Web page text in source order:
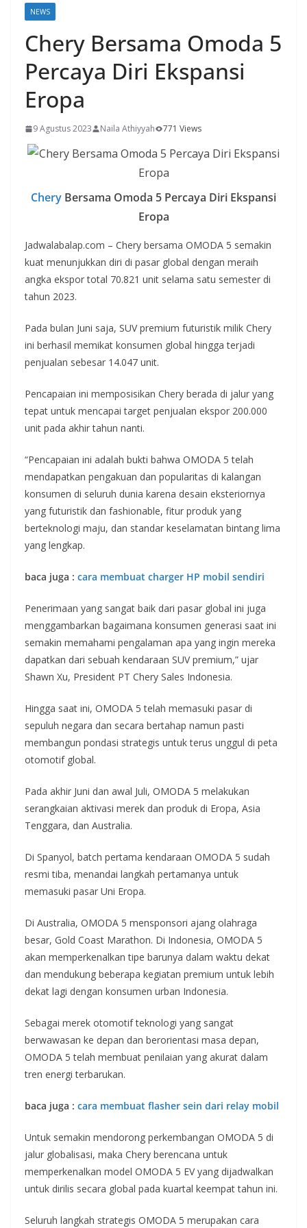
NEWS
Chery Bersama Omoda 5
Percaya Diri Ekspansi
Eropa
9 Agustus 2023 Naila Athiyyah 771 Views
Chery Bersama Omoda 5 Percaya Diri Ekspansi
Eropa
Jadwalabalap.com – Chery bersama OMODA 5 semakin
kuat menunjukkan diri di pasar global dengan meraih
angka ekspor total 70.821 unit selama satu semester di
tahun 2023.
Pada bulan Juni saja, SUV premium futuristik milik Chery
ini berhasil memikat konsumen global hingga terjadi
penjualan sebesar 14.047 unit.
Pencapaian ini memposisikan Chery berada di jalur yang
tepat untuk mencapai target penjualan ekspor 200.000
unit pada akhir tahun nanti.
“Pencapaian ini adalah bukti bahwa OMODA 5 telah
mendapatkan pengakuan dan popularitas di kalangan
konsumen di seluruh dunia karena desain eksteriornya
yang futuristik dan fashionable, fitur produk yang
berteknologi maju, dan standar keselamatan bintang lima
yang lengkap.
baca juga : cara membuat charger HP mobil sendiri
Penerimaan yang sangat baik dari pasar global ini juga
menggambarkan bagaimana konsumen generasi saat ini
semakin memahami pengalaman apa yang ingin mereka
dapatkan dari sebuah kendaraan SUV premium,” ujar
Shawn Xu, President PT Chery Sales Indonesia.
Hingga saat ini, OMODA 5 telah memasuki pasar di
sepuluh negara dan secara bertahap namun pasti
membangun pondasi strategis untuk terus unggul di peta
otomotif global.
Pada akhir Juni dan awal Juli, OMODA 5 melakukan
serangkaian aktivasi merek dan produk di Eropa, Asia
Tenggara, dan Australia.
Di Spanyol, batch pertama kendaraan OMODA 5 sudah
resmi tiba, menandai langkah pertamanya untuk
memasuki pasar Uni Eropa.
Di Australia, OMODA 5 mensponsori ajang olahraga
besar, Gold Coast Marathon. Di Indonesia, OMODA 5
akan memperkenalkan tipe barunya dalam waktu dekat
dan mendukung beberapa kegiatan premium untuk lebih
dekat lagi dengan konsumen urban Indonesia.
Sebagai merek otomotif teknologi yang sangat
berwawasan ke depan dan berorientasi masa depan,
OMODA 5 telah membuat penilaian yang akurat dalam
tren energi terbarukan.
baca juga : cara membuat flasher sein dari relay mobil
Untuk semakin mendorong perkembangan OMODA 5 di
jalur globalisasi, maka Chery berencana untuk
memperkenalkan model OMODA 5 EV yang dijadwalkan
untuk dirilis secara global pada kuartal keempat tahun ini.
Seluruh langkah strategis OMODA 5 merupakan cara